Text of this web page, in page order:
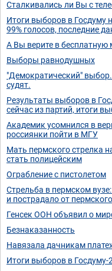
Сталкивались ли Вы с
Итоги выборов в Госдуму
99% голосов, последние
А Вы верите в бесплатную
Выборы равнодушных
"Демократический"
судят.
Результаты выборов в
сейчас из партий, итоги
Академик усомнился в
россиянки пойти в МГУ
Мать пермского стрелка
стать полицейским
Ограбление с пистолетом
Стрельба в пермском
и пострадало от
Генсек ООН объявил о
Безнаказанность
Навязала дачникам
Итоги выборов в Госдуму-